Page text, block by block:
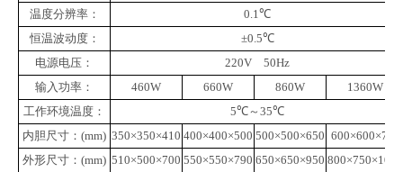
温度分辨率：
0.1 ℃
恒温波动度：
±0.5℃
电源电压：
220V
50Hz
输入功率：
460W 660W 860W
1360W
工作环境温度：
5℃～ 35℃
内胆尺寸： (mm) 350×350×410 400×400×500 500×500×650 600×600×750
外形尺寸： (mm) 510×500×700 550×550×790 650×650×950 800×750×1050